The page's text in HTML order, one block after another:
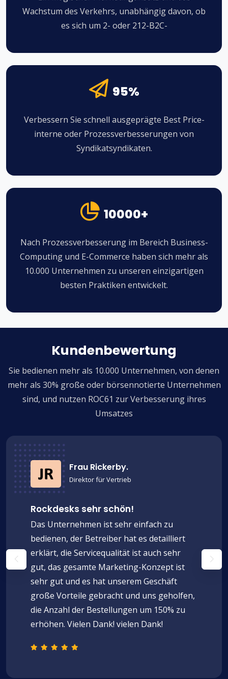
Wachstum des Verkehrs, unabhängig davon, ob
es sich um 2- oder 212-B2C-
95%
Verbessern Sie schnell ausgeprägte Best Price-
interne oder Prozessverbesserungen von
Syndikatsyndikaten.
10000+
Nach Prozessverbesserung im Bereich Business-
Computing und E-Commerce haben sich mehr als
10.000 Unternehmen zu unseren einzigartigen
besten Praktiken entwickelt.
Kundenbewertung
Sie bedienen mehr als 10.000 Unternehmen, von denen
mehr als 30% große oder börsennotierte Unternehmen
sind, und nutzen ROC61 zur Verbesserung ihres
Umsatzes
Frau Rickerby.
Direktor für Vertrieb
Rockdesks sehr schön!
Das Unternehmen ist sehr einfach zu
bedienen, der Betreiber hat es detailliert
erklärt, die Servicequalität ist auch sehr
gut, das gesamte Marketing-Konzept ist
sehr gut und es hat unserem Geschäft
große Vorteile gebracht und uns geholfen,
die Anzahl der Bestellungen um 150% zu
erhöhen. Vielen Dank! vielen Dank!